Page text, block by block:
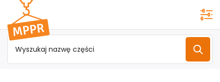
Przejdź do
menu
głównego